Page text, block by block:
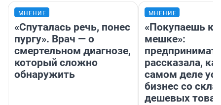
МНЕНИЕ
«Спуталась речь, понес
пургу». Врач — о
смертельном диагнозе,
который сложно
обнаружить
МНЕНИЕ
«Покупаешь
мешке»:
рассказала,
самом деле
бизнес со
дешевых